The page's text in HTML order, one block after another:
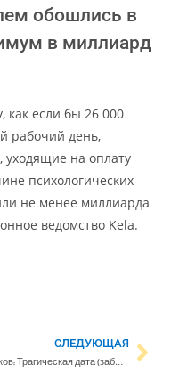
обошлись в
в миллиард
как если бы 26 000
рабочий день,
уходящие на оплату
психологических
не менее миллиарда
ведомство Kela.
СЛЕДУЮЩАЯ
Поляков: Трагическая дата (забытый переход)